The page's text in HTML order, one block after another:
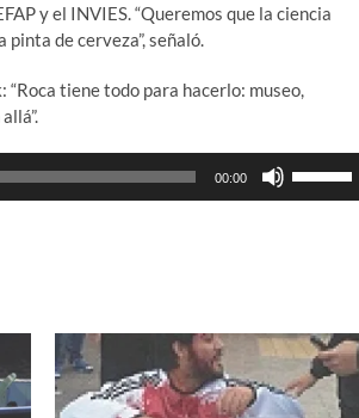
y el INVIES. “Queremos que la ciencia
de cerveza”, señaló.
tiene todo para hacerlo: museo,
00:00
aumentar
o
disminuir